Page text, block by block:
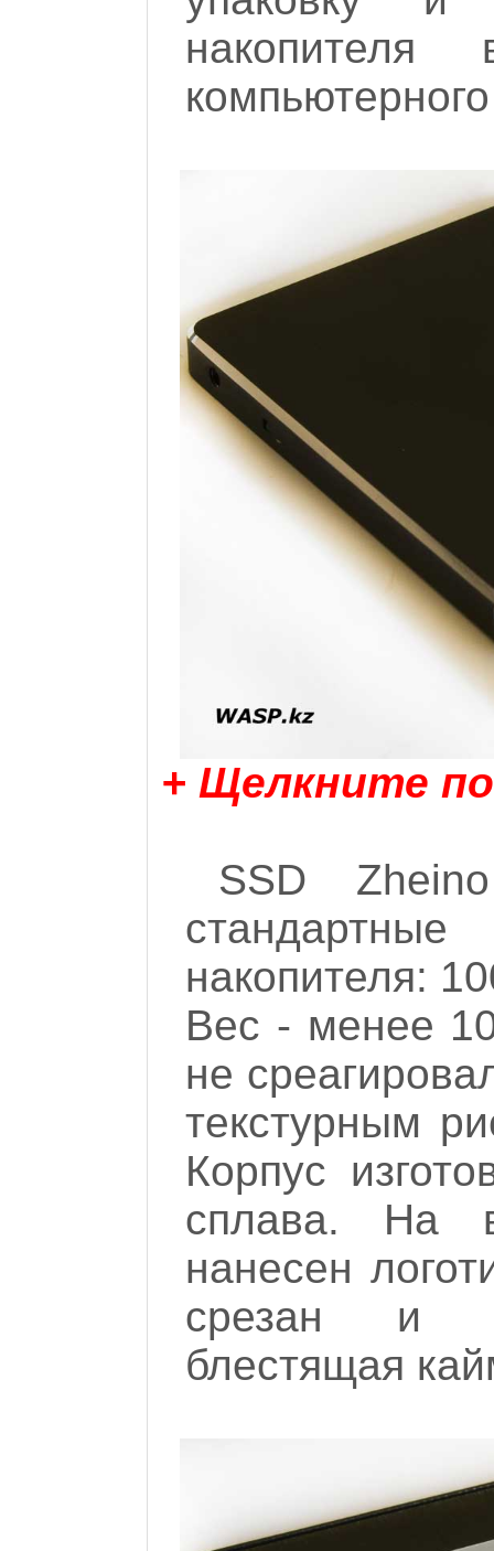
накопителя
+ Щелкните
SSD
накопителя:
Вес - менее
не
текстурным
Корпус
сплава. На
нанесен
срезан и
блестящая